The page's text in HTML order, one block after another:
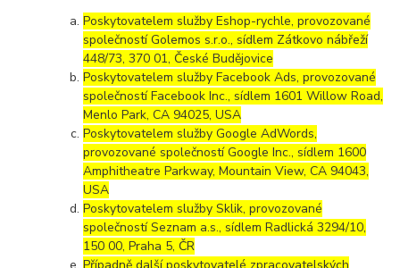
Poskytovatelem služby Eshop-rychle, provozované
společností Golemos s.r.o., sídlem Zátkovo nábřeží
448/73, 370 01, České Budějovice
Poskytovatelem služby Facebook Ads, provozované
společností Facebook Inc., sídlem 1601 Willow Road,
Menlo Park, CA 94025, USA
Poskytovatelem služby Google AdWords,
provozované společností Google Inc., sídlem 1600
Amphitheatre Parkway, Mountain View, CA 94043,
USA
Poskytovatelem služby Sklik, provozované
společností Seznam a.s., sídlem Radlická 3294/10,
150 00, Praha 5, ČR